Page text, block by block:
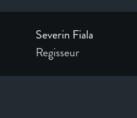
Severin Fiala
Regisseur